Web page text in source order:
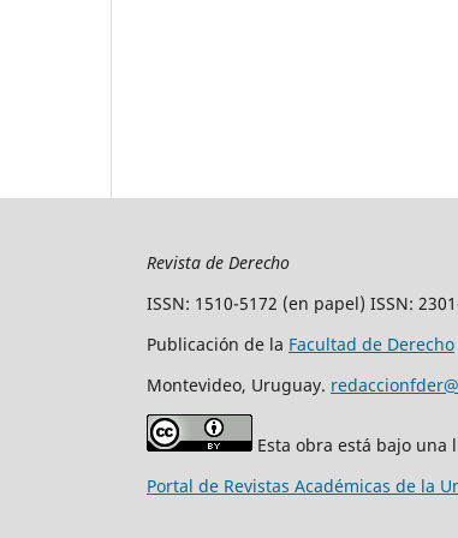
Revista de Derecho
ISSN: 1510-5172 (en papel) ISSN:
Publicación de la Facultad de Derecho
Montevideo, Uruguay.
Esta obra está bajo una
Portal de Revistas Académicas de la